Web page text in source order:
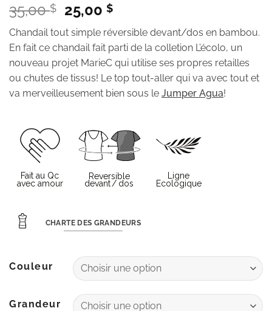
35,00$
Le
prix
initial
était :
35,00 $.
25,00$Le
prix
actuel
est :
25,00 $.
Chandail tout simple réversible devant/dos en bambou.
En fait ce chandail fait parti de la colletion L’écolo, un
nouveau projet MarieC qui utilise ses propres retailles
ou chutes de tissus! Le top tout-aller qui va avec tout et
va merveilleusement bien sous le Jumper Agua!
CHARTE DES GRANDEURS
Couleur
Grandeur